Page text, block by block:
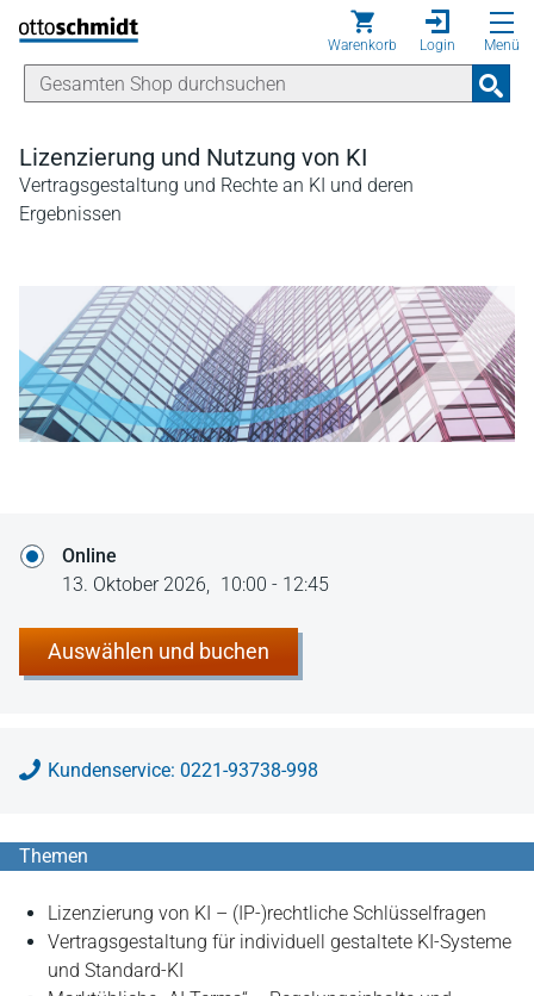
Direkt zum Inhalt
Warenkorb Login Menü
Lizenzierung und Nutzung von KI
Vertragsgestaltung und Rechte an KI und deren
Ergebnissen
Online
13. Oktober 2026, 10:00 - 12:45
Auswählen und buchen
Kundenservice: 0221-93738-998
Themen
Lizenzierung von KI – (IP-)rechtliche Schlüsselfragen
Vertragsgestaltung für individuell gestaltete KI-Systeme
und Standard-KI